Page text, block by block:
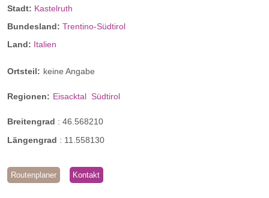
Stadt: Kastelruth
Bundesland: Trentino-Südtirol
Land: Italien
Ortsteil: keine Angabe
Regionen: Eisacktal Südtirol
Breitengrad : 46.568210
Längengrad : 11.558130
Routenplaner Kontakt